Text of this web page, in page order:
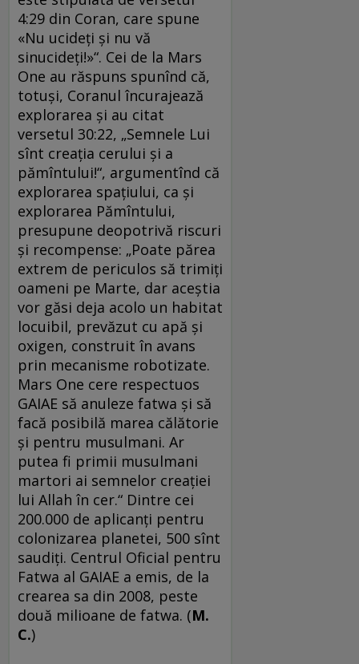
4:29 din Coran, care spune
«Nu ucideţi şi nu vă
sinucideţi!»“. Cei de la Mars
One au răspuns spunînd că,
totuşi, Coranul încurajează
explorarea şi au citat
versetul 30:22, „Semnele Lui
sînt creaţia cerului şi a
pămîntului!“, argumentînd că
explorarea spaţiului, ca şi
explorarea Pămîntului,
presupune deopotrivă riscuri
şi recompense: „Poate părea
extrem de periculos să trimiţi
oameni pe Marte, dar aceştia
vor găsi deja acolo un habitat
locuibil, prevăzut cu apă şi
oxigen, construit în avans
prin mecanisme robotizate.
Mars One cere respectuos
GAIAE să anuleze fatwa şi să
facă posibilă marea călătorie
şi pentru musulmani. Ar
putea fi primii musulmani
martori ai semnelor creaţiei
lui Allah în cer.“ Dintre cei
200.000 de aplicanţi pentru
colonizarea planetei, 500 sînt
saudiţi. Centrul Oficial pentru
Fatwa al GAIAE a emis, de la
crearea sa din 2008, peste
două milioane de fatwa. (M.
C.)